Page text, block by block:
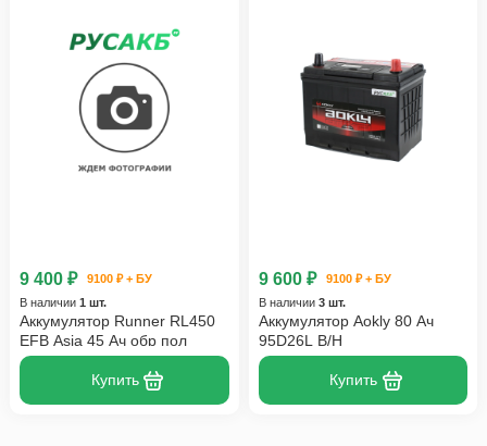
9 400 ₽
9100 ₽ + БУ
В наличии 1 шт.
Аккумулятор Runner RL450
EFB Asia 45 Ач обр пол
Купить
9 600 ₽
9100 ₽ + БУ
В наличии 3 шт.
Аккумулятор Aokly 80 Ач
95D26L B/H
Купить